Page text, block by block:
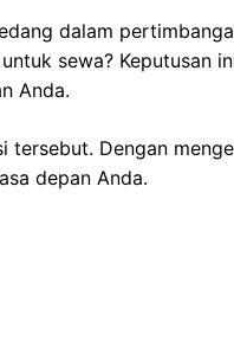
dalam
sewa? Keputusan
Anda.
tersebut. Dengan
depan Anda.